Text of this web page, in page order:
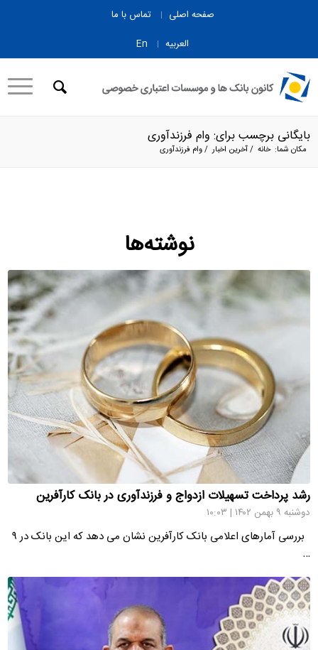
صفحه اصلی
تماس با ما
العربیه
En
بایگانی برچسب برای: وام فرزندآوری
مکان شما: خانه /آخرین اخبار /وام فرزندآوری
نوشته‌ها
رشد پرداخت تسهیلات ازدواج و فرزندآوری در بانک کارآفرین
دوشنبه ۹ بهمن ۱۴۰۲ | ۱۰:۰۳
بررسی آمارهای اعلامی بانک کارآفرین نشان می دهد که این بانک در ۹
…